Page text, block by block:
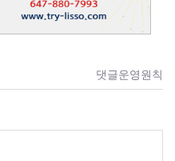
댓글운영원칙